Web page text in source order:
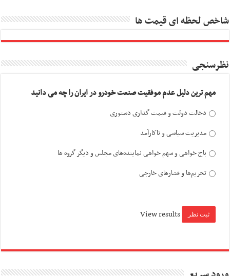
شاخص لحظه ای قیمت ها
نظرسنجی
مهم ترین دلیل عدم موفقیت صنعت خودرو در ایران را چه می دانید
دخالت دولت و قیمت گذاری دستوری
مدیریت سیاسی و ناکارآمد
باج خواهی و سهم خواهی نماینده‌های مجلس و دیگر گروه ها
تحریم‌ها و فشارهای خارجی
View results